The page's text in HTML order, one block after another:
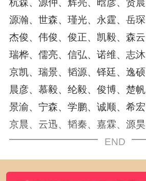
源瀚、世森、瑾光、永霆、岳琛
杰俊、伟俊、俊正、凯毅、森云
瑞桦、儒亮、信弘、诺维、志沐
京凯、瑞景、韬源、铎廷、逸硕
晨彦、慕毅、纶毅、俊博、楚帆
景渝、宁森、学鹏、诚顺、希宏
京晨、云迅、韬秦、嘉霖、源昊
END